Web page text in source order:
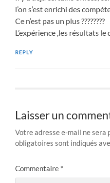
l’on s’est enrichi des
Ce n’est pas un plus ????????
L’expérience ,les résultats
REPLY
Laisser un
Votre adresse e-mail ne sera
obligatoires sont indiqués
Commentaire *